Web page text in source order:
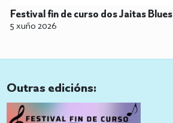
Festival fin de curso dos Jaitas Blues
5 xuño 2026
Outras edicións: